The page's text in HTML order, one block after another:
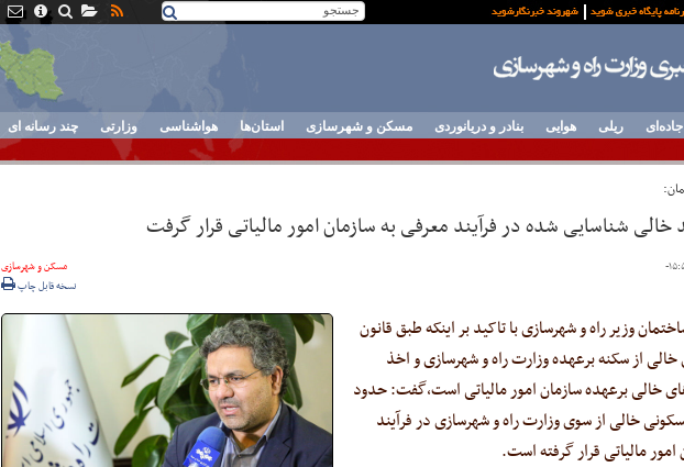
جاده‌ای ریلی هوایی بنادر و دریانوردی مسکن و شهرسازی استان‌ها هواشناسی وزارتی چند رسانه ای
-
مسکن و شهرسازی
نسخه قابل چاپ
وزیر راه و شهرسازی با تاکید بر اینکه طبق قانون
از سکنه برعهده وزارت راه و شهرسازی و اخذ
خالی برعهده سازمان امور مالیاتی است،‌گفت: حدود
مسکونی خالی از سوی وزارت راه و شهرسازی در فرآیند
مالیاتی قرار گرفته است.